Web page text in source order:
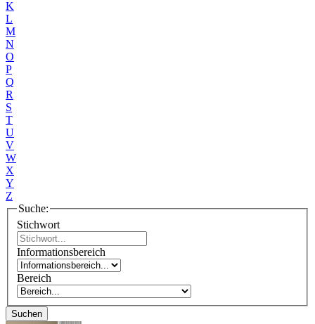
K
L
M
N
O
P
Q
R
S
T
U
V
W
X
Y
Z
Suche:
Stichwort
Informationsbereich
Bereich
Suchen